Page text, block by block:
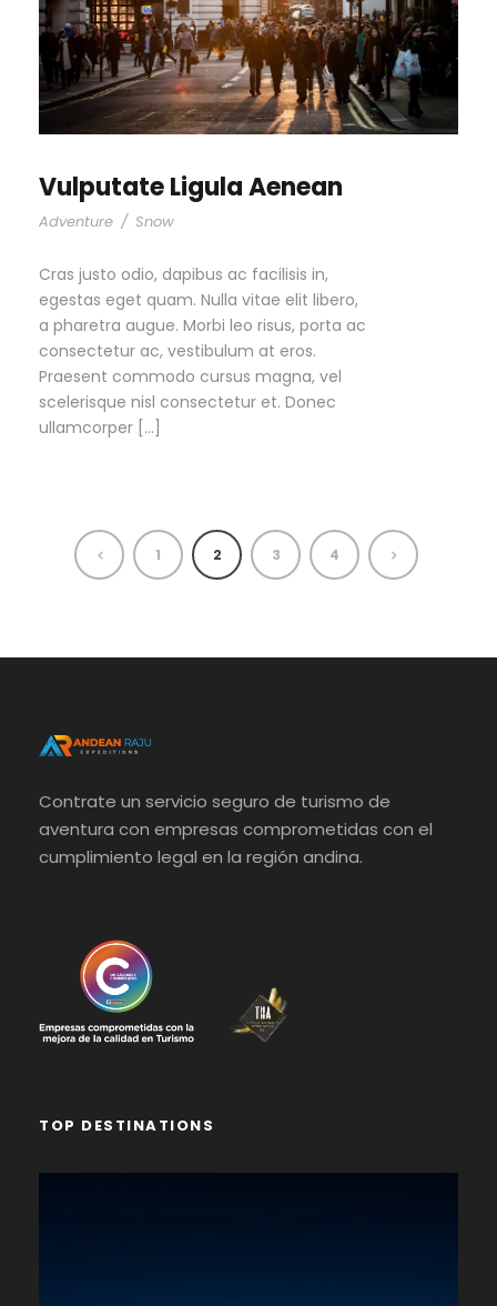
Vulputate Ligula Aenean
Adventure / Snow
Cras justo odio, dapibus ac facilisis in,
egestas eget quam. Nulla vitae elit libero,
a pharetra augue. Morbi leo risus, porta ac
consectetur ac, vestibulum at eros.
Praesent commodo cursus magna, vel
scelerisque nisl consectetur et. Donec
ullamcorper […]
1 2 3 4
Contrate un servicio seguro de turismo de
aventura con empresas comprometidas con el
cumplimiento legal en la región andina.
TOP DESTINATIONS